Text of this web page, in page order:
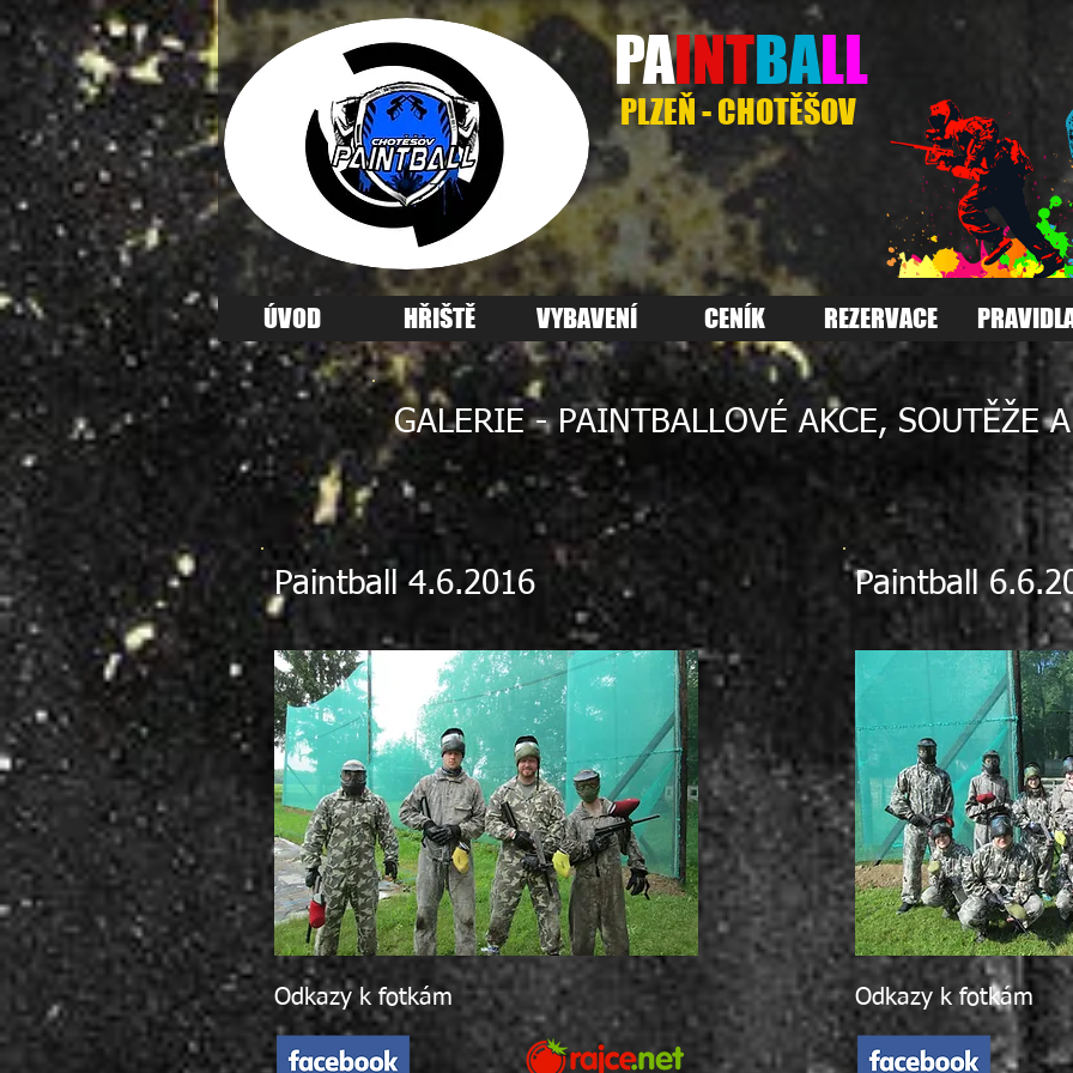
PAINTBALL
PLZEŇ - CHOTĚŠOV
ÚVOD HŘIŠTĚ VYBAVENÍ CENÍK REZERVACE
GALERIE - PAINTBALLOVÉ AKCE, SOUTĚŽE
Paintball 4.6.2016
Odkazy k fotkám
Paintball
Odkazy k fotkám